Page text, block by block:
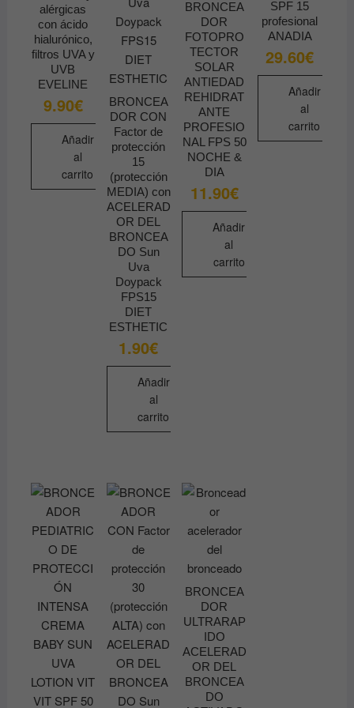
alérgicas
con ácido
hialurónico,
filtros UVA y
UVB
EVELINE
9.90€
Añadir
al
carrito
BRONCEA
DOR CON
Factor de
protección
15
(protección
MEDIA) con
ACELERAD
OR DEL
BRONCEA
DO Sun
Uva
Doypack
FPS15
DIET
ESTHETIC
1.90€
Añadir
al
carrito
BRONCEA
DOR
FOTOPRO
TECTOR
SOLAR
ANTIEDAD
REHIDRAT
ANTE
PROFESIO
NAL FPS 50
NOCHE &
DIA
11.90€
Añadir
al
carrito
SPF 15
profesional
ANADIA
29.60€
Añadir
al
carrito
BRONCEA
DOR
ULTRARAP
IDO
ACELERAD
OR DEL
BRONCEA
DO